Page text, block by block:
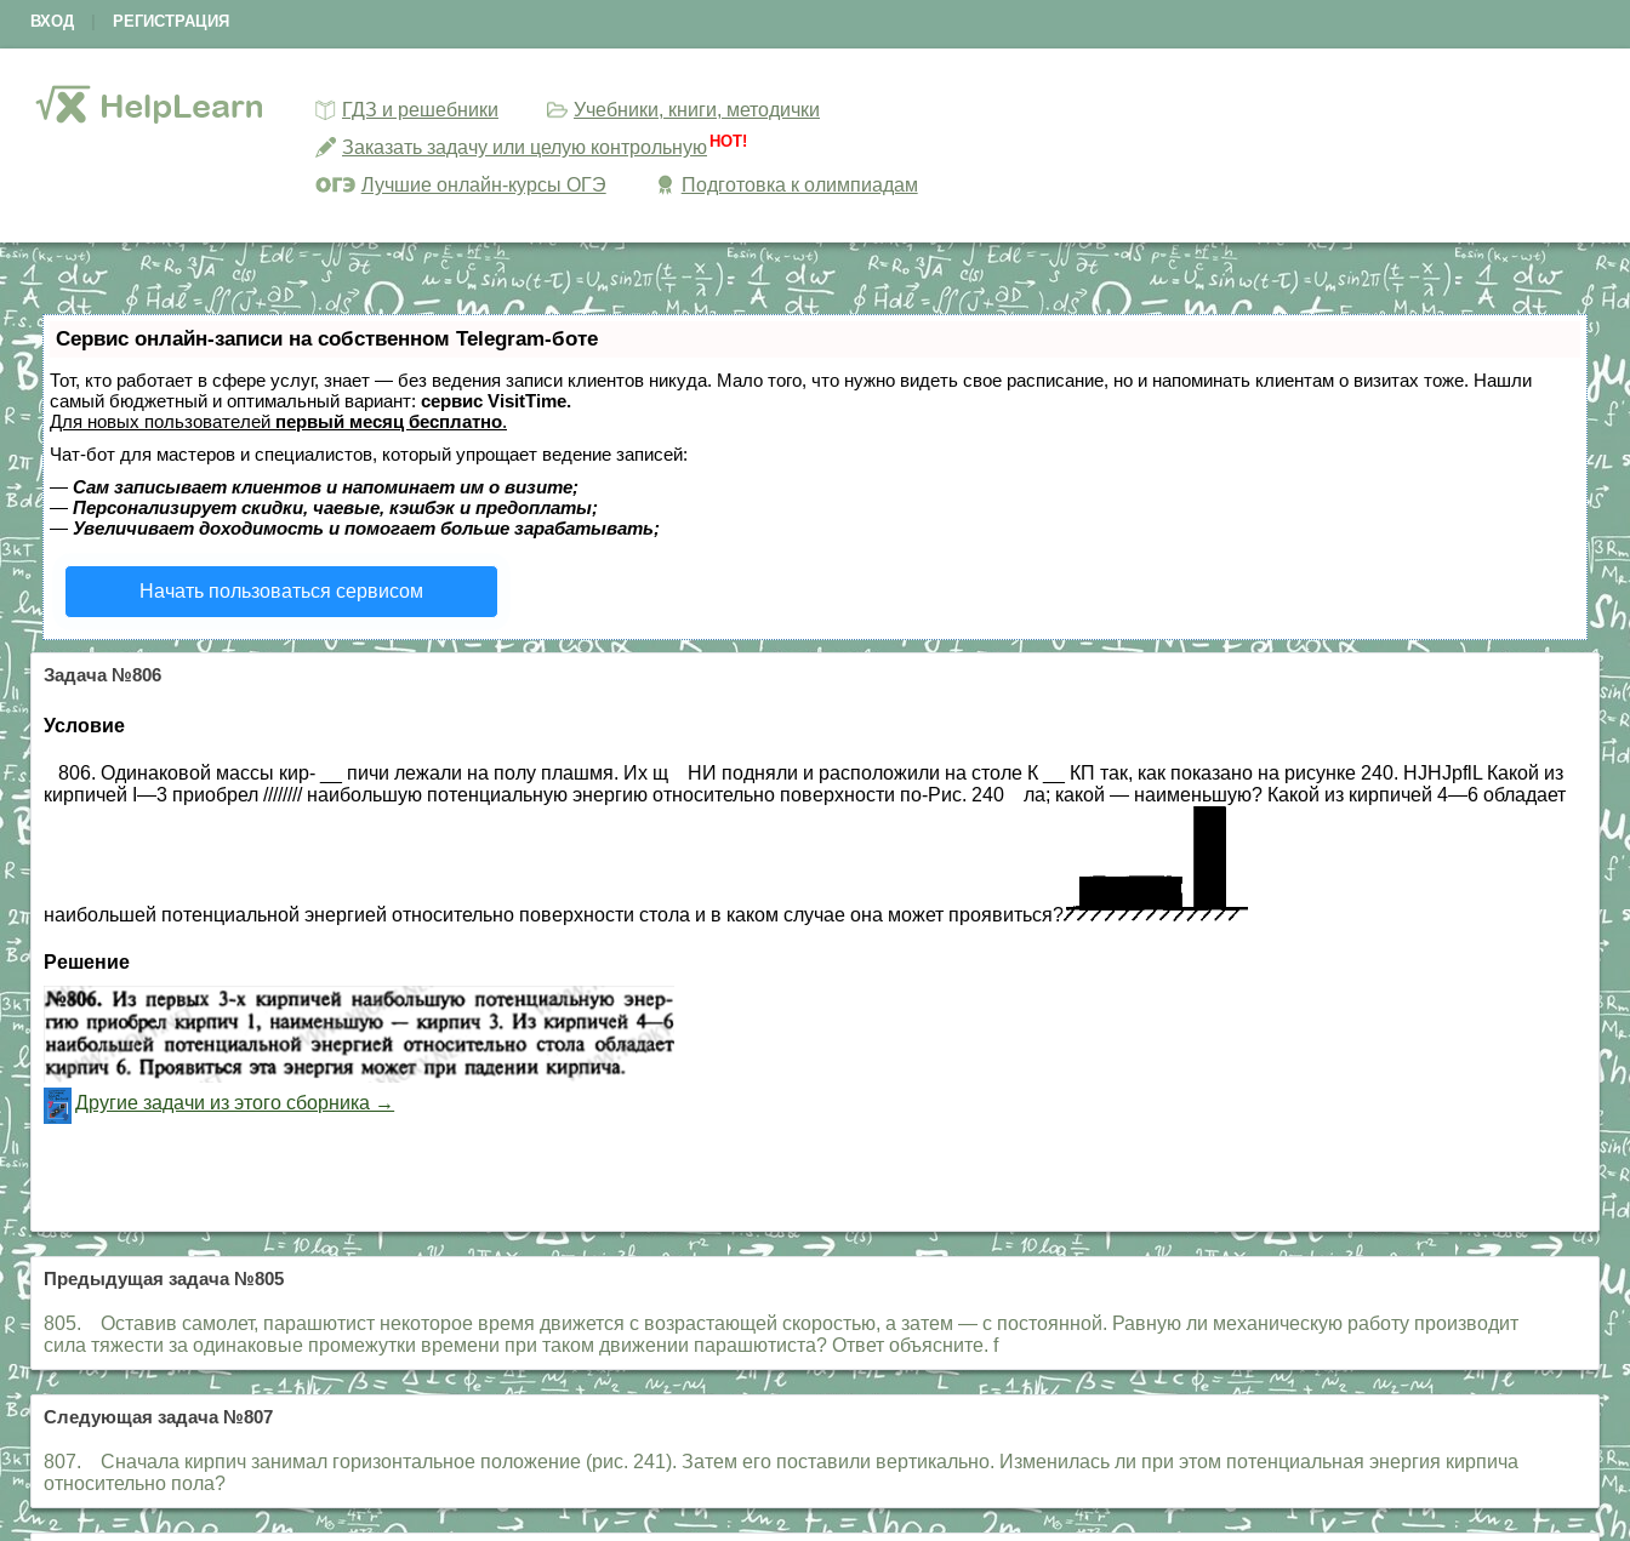
ВХОД РЕГИСТРАЦИЯ
ГДЗ и решебники
Учебники, книги, методички
Заказать задачу или целую контрольную HOT!
Лучшие онлайн-курсы ОГЭ Подготовка к олимпиадам
Сервис онлайн-записи на собственном Telegram-боте
Тот, кто работает в сфере услуг, знает — без ведения записи клиентов никуда. Мало того, что нужно видеть свое расписание, но и напоминать клиентам о визитах тоже. Нашли
самый бюджетный и оптимальный вариант: сервис VisitTime.
Для новых пользователей первый месяц бесплатно.
Чат-бот для мастеров и специалистов, который упрощает ведение записей:
— Сам записывает клиентов и напоминает им о визите;
— Персонализирует скидки, чаевые, кэшбэк и предоплаты;
— Увеличивает доходимость и помогает больше зарабатывать;
Начать пользоваться сервисом
Задача №806
Условие
806. Одинаковой массы кир- __ пичи лежали на полу плашмя. Их щ НИ подняли и расположили на столе К __ КП так, как показано на рисунке 240. HJHJpflL Какой из
кирпичей I—3 приобрел //////// наибольшую потенциальную энергию относительно поверхности по-Рис. 240 ла; какой — наименьшую? Какой из кирпичей 4—6 обладает
наибольшей потенциальной энергией относительно поверхности стола и в каком случае она может проявиться?
Решение
Другие задачи из этого сборника →
Предыдущая задача №805
805. Оставив самолет, парашютист некоторое время движется с возрастающей скоростью, а затем — с постоянной. Равную ли механическую работу производит
сила тяжести за одинаковые промежутки времени при таком движении парашютиста? Ответ объясните. f
Следующая задача №807
807. Сначала кирпич занимал горизонтальное положение (рис. 241). Затем его поставили вертикально. Изменилась ли при этом потенциальная энергия кирпича
относительно пола?